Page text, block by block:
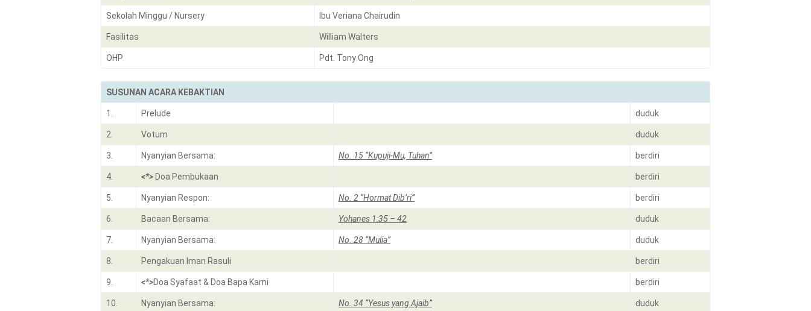
Sekolah Minggu / Nursery Ibu Veriana Chairudin
Fasilitas William Walters
OHP Pdt. Tony Ong
SUSUNAN ACARA KEBAKTIAN
1. Prelude duduk
2. Votum duduk
3. Nyanyian Bersama: No. 15 “Kupuji-Mu, Tuhan” berdiri
4. <*> Doa Pembukaan berdiri
5. Nyanyian Respon: No. 2 “Hormat Dib’ri” berdiri
6. Bacaan Bersama: Yohanes 1:35 – 42 duduk
7. Nyanyian Bersama: No. 28 “Mulia” duduk
8. Pengakuan Iman Rasuli berdiri
9. <*>Doa Syafaat & Doa Bapa Kami berdiri
10. Nyanyian Bersama: No. 34 “Yesus yang Ajaib” duduk